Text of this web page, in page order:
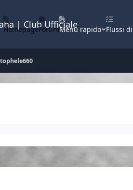
| Club Ufficiale
HomepageForumMenu rapido Flussi